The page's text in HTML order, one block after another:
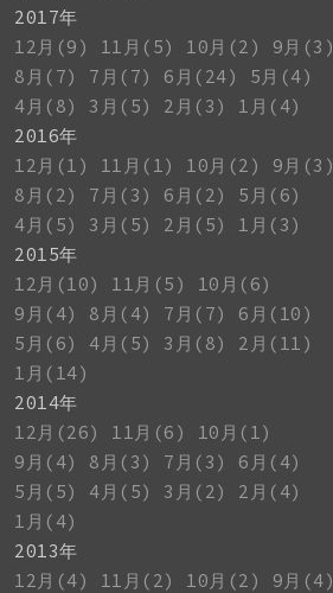
2017年
12月(9)
11月(5) 10月(2)
9月(3)
8月(7)
7月(7) 6月(24)
5月(4)
4月(8)
3月(5) 2月(3)
1月(4)
2016年
12月(1)
11月(1) 10月(2)
9月(3)
8月(2)
7月(3) 6月(2)
5月(6)
4月(5)
3月(5) 2月(5)
1月(3)
2015年
12月(10)
11月(5)
10月(6)
9月(4)
8月(4) 7月(7)
6月(10)
5月(6)
4月(5) 3月(8)
2月(11)
1月(14)
2014年
12月(26)
11月(6)
10月(1)
9月(4)
8月(3) 7月(3)
6月(4)
5月(5)
4月(5) 3月(2)
2月(4)
1月(4)
2013年
12月(4)
11月(2) 10月(2)
9月(4)